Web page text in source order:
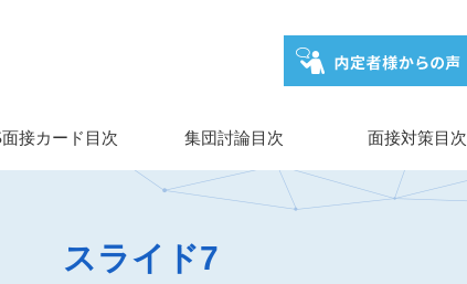
接カード目次 集団討論目次 面接対策目次
スライド7